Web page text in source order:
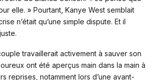
elle. » Pourtant, Kanye West semblait
n’était qu’une simple dispute. Et il
travaillerait activement à sauver son
ont été aperçus main dans la main à
reprises, notamment lors d’une avant-